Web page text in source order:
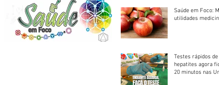
Saúde em Foco:
utilidades
Testes rápidos
hepatites agora
20 minutos nas